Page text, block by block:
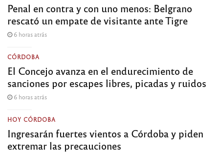
Penal en contra y con uno menos: Belgrano
rescató un empate de visitante ante Tigre
6 horas atrás
CÓRDOBA
El Concejo avanza en el endurecimiento de
sanciones por escapes libres, picadas y ruidos
6 horas atrás
HOY CÓRDOBA
Ingresarán fuertes vientos a Córdoba y piden
extremar las precauciones